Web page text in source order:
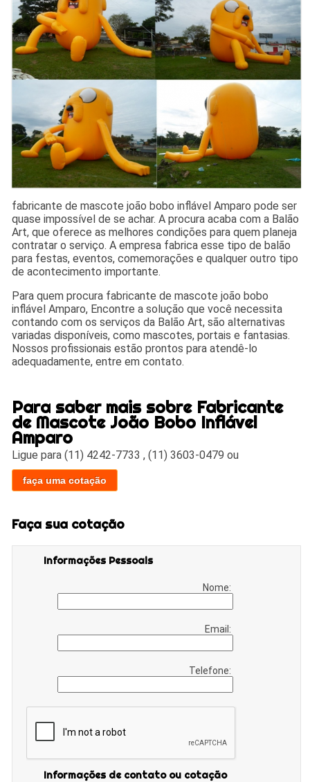
fabricante de mascote joão bobo inflável Amparo pode ser
quase impossível de se achar. A procura acaba com a Balão
Art, que oferece as melhores condições para quem planeja
contratar o serviço. A empresa fabrica esse tipo de balão
para festas, eventos, comemorações e qualquer outro tipo
de acontecimento importante.
Para quem procura fabricante de mascote joão bobo
inflável Amparo, Encontre a solução que você necessita
contando com os serviços da Balão Art, são alternativas
variadas disponíveis, como mascotes, portais e fantasias.
Nossos profissionais estão prontos para atendê-lo
adequadamente, entre em contato.
Para saber mais sobre Fabricante
de Mascote João Bobo Inflável
Amparo
Ligue para(11) 4242-7733 ,(11) 3603-0479 ou
faça uma cotação
Faça sua cotação
Informações Pessoais
Nome:
Email:
Telefone:
Informações de contato ou cotação